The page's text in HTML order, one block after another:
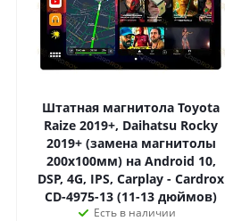
Штатная магнитола Toyota
Raize 2019+, Daihatsu Rocky
2019+ (замена магнитолы
200x100мм) на Android 10,
DSP, 4G, IPS, Carplay - Cardrox
CD-4975-13 (11-13 дюймов)
Есть в наличии